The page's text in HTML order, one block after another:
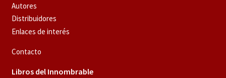
Autores
Distribuidores
Enlaces de interés
Contacto
Libros del Innombrable